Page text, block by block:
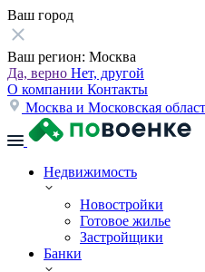
Ваш город
Ваш регион: Москва
Да, верно Нет, другой
О компании Контакты
Москва и Московская
Недвижимость
Новостройки
Готовое жилье
Застройщики
Банки